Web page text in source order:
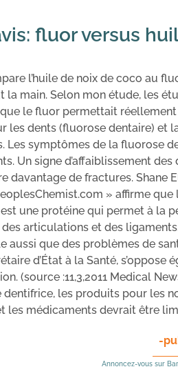
fluor versus
l’huile de noix de coco au
la main. Selon mon étude, les
le fluor permettait réellement
les dents (fluorose dentaire) et
Les symptômes de la fluorose
Un signe d’affaiblissement
davantage de fractures. Shane
» affirme
une protéine qui permet à la
articulations et des
aussi que des problèmes de
d’État à la Santé,
(source :11,3,2011 Medical
dentifrice, les produits pour les
les médicaments devrait être
-
Annoncez-vous sur